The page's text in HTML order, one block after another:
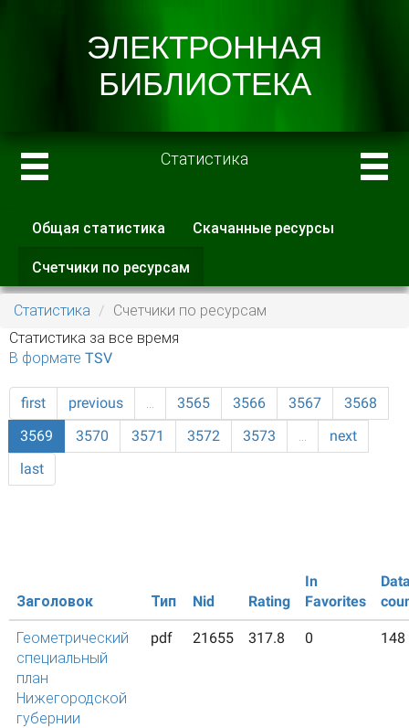
Статистика
Главные вкладки
Общая статистика Скачанные ресурсы
Счетчики по ресурсам
вкладка)
Статистика
Счетчики по ресурсам
Статистика за все время
В формате TSV
first previous … 3565 3566 3567
3568
3569
3570 3571 3572 3573 …
next
last
Заголовок Тип Nid Rating
In
Favorites
Геометрический
специальный
план
Нижегородской
губернии
pdf 21655 317.8 0 148